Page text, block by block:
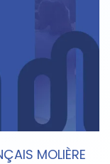
MOLIÈRE